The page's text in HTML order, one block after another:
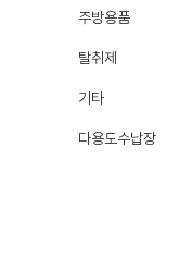
주방용품
탈취제
기타
다용도수납장